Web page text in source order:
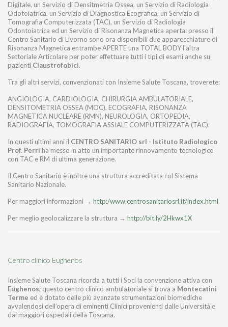
Digitale, un Servizio di Densitmetria Ossea, un Servizio di Radiologia
Odotoiatrica, un Servizio di Diagnostica Ecografica, un Servizio di
Tomografia Computerizzata (TAC), un Servizio di Radiologia
Odontoiatrica ed un Servizio di Risonanza Magnetica aperta: presso il
Centro Sanitario di Livorno sono ora disponibili due apparecchiature di
Risonanza Magnetica entrambe APERTE una TOTAL BODY l'altra
Settoriale Articolare per poter effettuare tutti i tipi di esami anche su
pazienti Claustrofobici.
Tra gli altri servizi, convenzionati con Insieme Salute Toscana, troverete:
ANGIOLOGIA, CARDIOLOGIA, CHIRURGIA AMBULATORIALE,
DENSITOMETRIA OSSEA (MOC), ECOGRAFIA, RISONANZA
MAGNETICA NUCLEARE (RMN), NEUROLOGIA, ORTOPEDIA,
RADIOGRAFIA, TOMOGRAFIA ASSIALE COMPUTERIZZATA (TAC).
In questi ultimi anni il CENTRO SANITARIO srl - Istituto Radiologico
Prof. Perri ha messo in atto un importante rinnovamento tecnologico
con TAC e RM di ultima generazione.
Il Centro Sanitario è inoltre una struttura accreditata col Sistema
Sanitario Nazionale.
Per maggiori informazioni → http:/www.centrosanitariosrl.it/index.html
Per meglio geolocalizzare la struttura → http://bit.ly/2Hkwx1X
Centro clinico Eughenos
Insieme Salute Toscana ricorda a tutti i Soci la convenzione attiva con
Eughenos; questo centro clinico ambulatoriale si trova a Montecatini
Terme ed è dotato delle più avanzate strumentazioni biomediche
avvalendosi dell’opera di eminenti Clinici provenienti dalle Università e
dai maggiori ospedali della Toscana.